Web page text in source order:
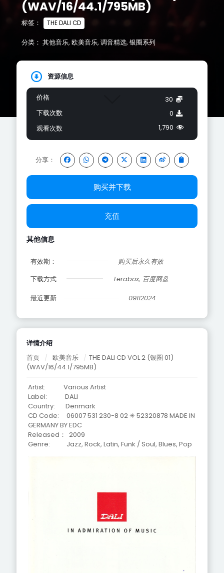
(WAV/16/44.1/795MB)
标签： THE DALI CD
分类： 其他音乐, 欧美音乐, 调音精选, 银圈系列
详情介绍
首页
/ 欧美音乐 / THE DALI CD VOL 2 (银圈 01)
(WAV/16/44.1/795MB)
Artist: Various Artist
Label: DALI
Country: Denmark
CD Code:06007 531 230-8 02 ✳ 52320878 MADE IN
GERMANY BY EDC
Released： 2009
Genre: Jazz, Rock, Latin, Funk / Soul, Blues, Pop
资源信息
价格
下载次数
观看次数
30
0
1,790
分享：
购买并下载
充值
其他信息
有效期：
购买后永久有效
下载方式
Terabox, 百度网盘
最近更新
09112024